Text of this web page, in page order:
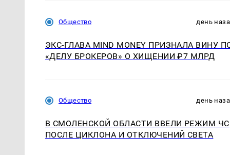
Общество день
ЭКС-ГЛАВА MIND MONEY ПРИЗНАЛА ВИНУ
«ДЕЛУ БРОКЕРОВ» О ХИЩЕНИИ ₽7 МЛРД
Общество день
В СМОЛЕНСКОЙ ОБЛАСТИ ВВЕЛИ РЕЖИМ ЧС
ПОСЛЕ ЦИКЛОНА И ОТКЛЮЧЕНИЙ СВЕТА